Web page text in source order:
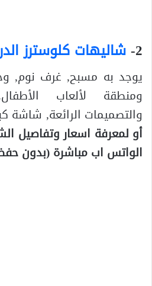
2- شاليهات كلوسترز
يوجد به مسبح, غرف نوم,
ومنطقة لألعاب
والتصميمات الرائعة, شاشة
أو لمعرفة اسعار وتفاصيل
الواتس اب مباشرة (بدون